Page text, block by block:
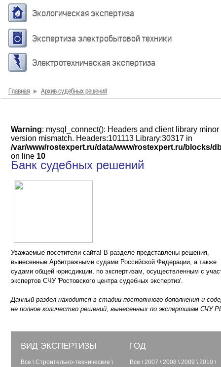
Экологическая экспертиза
Экспертиза электробытовой техники
Электротехническая экспертиза
Главная Архив судебных решений
Warning: mysql_connect(): Headers and client library minor
version mismatch. Headers:101113 Library:30317 in
/var/www/rostexpert.ru/data/www/rostexpert.ru/blocks/
on line 10
Банк судебных решений
Уважаемые посетители сайта! В разделе представлены решения,
вынесенные Арбитражными судами Российской Федерации, а также
судами общей юрисдикции, по экспертизам, осуществленным с
экспертов СЧУ 'Ростовского центра судебных экспертиз'.
Данный раздел находится в стадии постоянного дополнения и
не полное количество решений, вынесенных по экспертизам СЧУ
ВИД ЭКСПЕРТИЗЫ
Все \ Строительно-технические \
ГОД
Все \ 2007 \ 2008 \ 2009 \ 2010 \